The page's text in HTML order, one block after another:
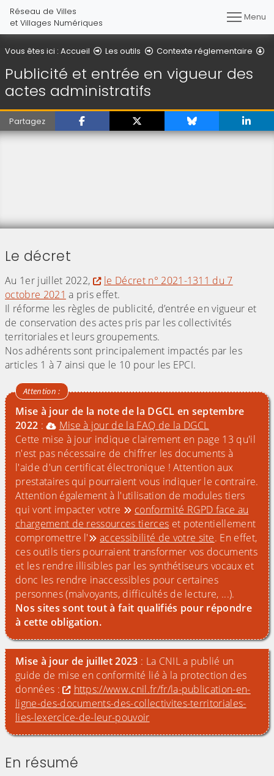
Réseau de Villes
et Villages Numériques
Menu
Vous êtes ici : Accueil Les outils Contexte réglementaire
Publicité et entrée en vigueur des
actes administratifs
Partagez
Le décret
Au 1er juillet 2022,
le Décret n° 2021-1311 du 7
octobre 2021 a pris effet.
Il réforme les règles de publicité, d’entrée en vigueur et
de conservation des actes pris par les collectivités
territoriales et leurs groupements.
Nos adhérents sont principalement impactés par les
articles 1 à 7 ainsi que le 10 pour les EPCI.
Mise à jour de la note de la DGCL en septembre
2022 :
Mise à jour de la FAQ de la DGCL
Cette mise à jour indique clairement en page 13 qu'il
n'est pas nécessaire de chiffrer les documents à
l'aide d'un certificat électronique ! Attention aux
prestataires qui pourraient vous indiquer le contraire.
Attention également à l'utilisation de modules tiers
qui vont impacter votre
conformité RGPD face au
chargement de ressources tierces et potentiellement
compromettre l'
accessibilité de votre site. En effet,
ces outils tiers pourraient transformer vos documents
et les rendre illisibles par les synthétiseurs vocaux et
donc les rendre inaccessibles pour certaines
personnes (malvoyants, difficultés de lecture, ...).
Nos sites sont tout à fait qualifiés pour répondre
à cette obligation.
Mise à jour de juillet 2023 : La CNIL a publié un
guide de mise en conformité lié à la protection des
données :
https://www.cnil.fr/fr/la-publication-en-
ligne-des-documents-des-collectivites-territoriales-
lies-lexercice-de-leur-pouvoir
En résumé